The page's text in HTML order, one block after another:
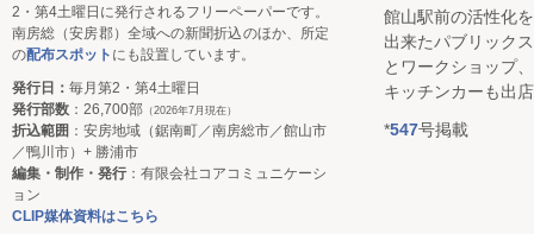
館山駅前の活性化
出来たパブリック
とワークショップ
キッチンカーも出
*547号掲載
2・第4土曜日に発行されるフリーペーパーです。
南房総（安房郡）全域への新聞折込のほか、所定
の配布スポット にも設置しています。
発行日： 毎月第2・第4土曜日
発行部数 ：26,700部 （2026年7月現在）
折込範囲 ：安房地域（鋸南町／南房総市／館山市
／鴨川市）+ 勝浦市
編集・制作・発行：有限会社コアコミュニケーシ
ョン
CLIP媒体資料はこちら